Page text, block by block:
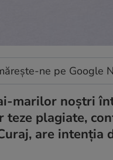
ne pe Google
marilor noștri
teze plagiate,
are intenţia